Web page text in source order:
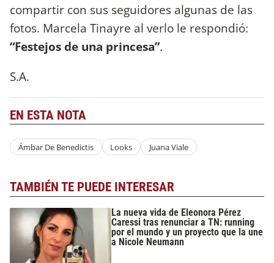
compartir con sus seguidores algunas de las
fotos. Marcela Tinayre al verlo le respondió:
“Festejos de una princesa”.
S.A.
EN ESTA NOTA
Ámbar De Benedictis Looks Juana Viale
TAMBIÉN TE PUEDE INTERESAR
La nueva vida de Eleonora Pérez
Caressi tras renunciar a TN: running
por el mundo y un proyecto que la une
a Nicole Neumann